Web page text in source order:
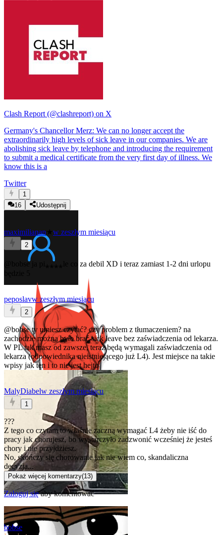
Clash Report (@clashreport) on X
Germany's Chancellor Merz: We can no longer accept the
extraordinarily high levels of sick leave in our companies. We are
abolishing sick leave by telephone and introducing the requirement
to submit a medical certificate from the very first day of illness. We
know this is a
Twitter
1
16
Udostępnij
maximilianan w zeszłym miesiącu
2
@bobseja pi⁎⁎⁎⁎le co za debil XD i teraz zamiast 1-2 dni urlopu
peposlavw zeszłym miesiącu
2
@bobsety umiesz czytać? czy problem z tłumaczeniem? na
zachodzie można było brać sick leave bez zaświadczenia od lekarza.
W PL tak masz od zawsze, teraz będą wymagali zaświadczenia od
lekarza (odpowiednika nieistniejącego już L4). Jest miejsce na takie
wpisy jak ten i to nie jest hejto
MalyDiabelw zeszłym miesiącu
1
???
Z tego co czytam to właśnie zaczną wymagać L4 żeby nie iść do
pracy jak chorujesz, bo wystarczyło zadzwonić wcześniej że jesteś
chory i nie przyjdziesz.
No, skończy się chorowanie jak nie wiem co, skandaliczna
decyzja...
Pokaż więcej komentarzy(13)
Zaloguj sięaby komentować
bobse